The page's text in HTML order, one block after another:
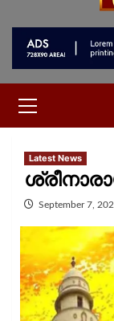
Latest News
September 7,